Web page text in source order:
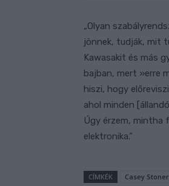
„Olyan
jönnek, tudják, mit
Kawasakit és más
bajban, mert »erre
hiszi, hogy
ahol minden
Úgy érzem, mintha
elektronika.”
CÍMKÉK Casey Stoner